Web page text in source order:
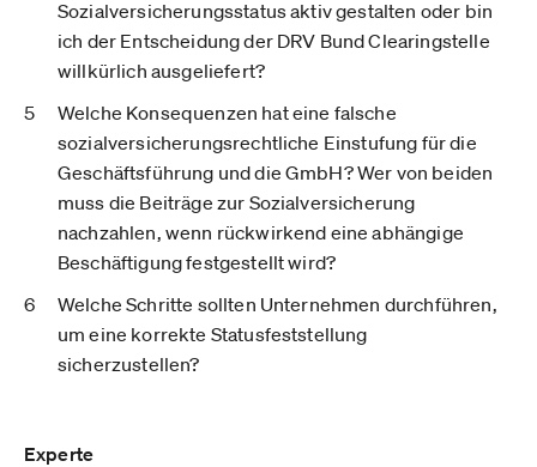
Sozialversicherungsstatus aktiv gestalten oder bin
ich der Entscheidung der DRV Bund Clearingstelle
willkürlich ausgeliefert?
Welche Konsequenzen hat eine falsche
sozialversicherungsrechtliche Einstufung für die
Geschäftsführung und die GmbH? Wer von beiden
muss die Beiträge zur Sozialversicherung
nachzahlen, wenn rückwirkend eine abhängige
Beschäftigung festgestellt wird?
Welche Schritte sollten Unternehmen durchführen,
um eine korrekte Statusfeststellung
sicherzustellen?
Experte